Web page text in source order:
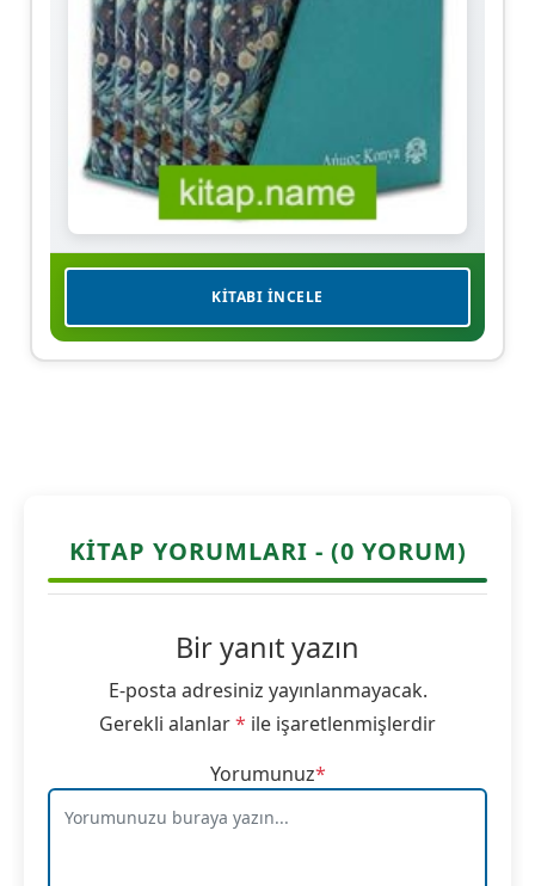
KITABI İNCELE
KITAP YORUMLARI - (0 YORUM)
Bir yanıt yazın
E-posta adresiniz yayınlanmayacak.
Gerekli alanlar* ile işaretlenmişlerdir
Yorumunuz*